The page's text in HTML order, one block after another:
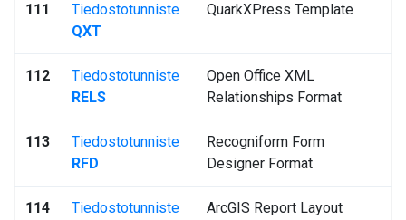
111
Tiedostotunniste
QXT
QuarkXPress Template
112
Tiedostotunniste
RELS
Open Office XML
Relationships Format
113
Tiedostotunniste
RFD
Recogniform Form
Designer Format
114
Tiedostotunniste
ArcGIS Report Layout